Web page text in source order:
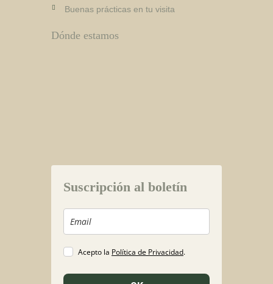
Buenas prácticas en tu visita
Dónde estamos
Suscripción al boletín
Acepto la Política de Privacidad.